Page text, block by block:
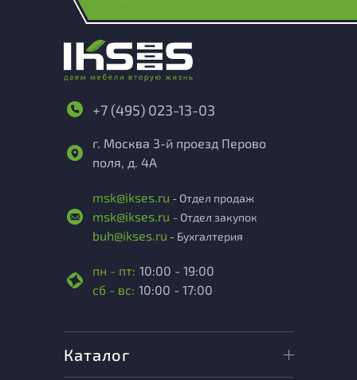
+7 (495) 023-13-03
г. Москва 3-й проезд Перово
поля, д. 4А
msk@ikses.ru - Отдел продаж
msk@ikses.ru - Отдел закупок
buh@ikses.ru - Бухгалтерия
пн - пт: 10:00 - 19:00
сб - вс: 10:00 - 17:00
Каталог